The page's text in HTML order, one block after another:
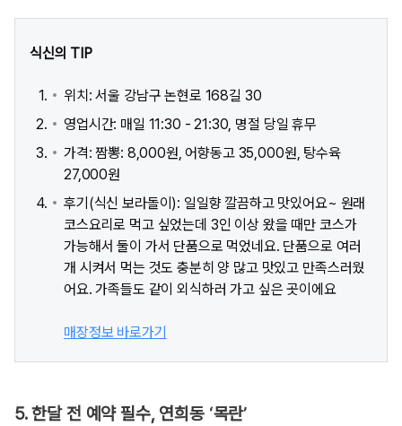
식신의 TIP
위치: 서울 강남구 논현로 168길 30
영업시간: 매일 11:30 - 21:30, 명절 당일 휴무
가격: 짬뽕: 8,000원, 어향동고 35,000원, 탕수육
27,000원
후기(식신 보라돌이): 일일향 깔끔하고 맛있어요~ 원래
코스요리로 먹고 싶었는데 3인 이상 왔을 때만 코스가
가능해서 둘이 가서 단품으로 먹었네요. 단품으로 여러
개 시켜서 먹는 것도 충분히 양 많고 맛있고 만족스러웠
어요. 가족들도 같이 외식하러 가고 싶은 곳이에요
매장정보 바로가기
5. 한달 전 예약 필수, 연희동 ‘목란’